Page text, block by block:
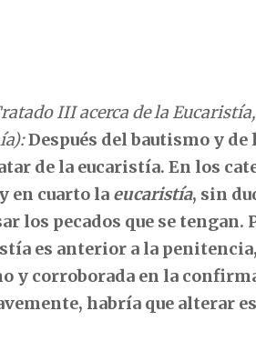
III acerca de la
Después del bautismo y
de la eucaristía. En los
en cuarto la eucaristía, sin
los pecados que se tengan.
es anterior a la
y corroborada en la
habría que alterar